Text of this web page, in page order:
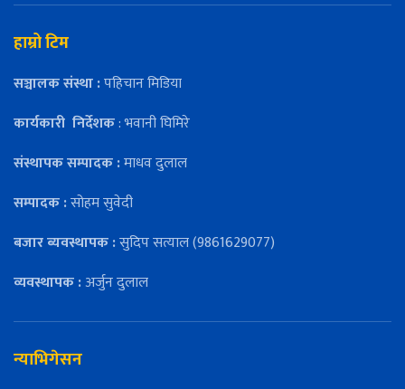
हाम्रो टिम
सञ्चालक संस्था :पहिचान मिडिया
कार्यकारी निर्देशक: भवानी घिमिरे
संस्थापक सम्पादक :माधव दुलाल
सम्पादक :सोहम सुवेदी
बजार ब्यवस्थापक :सुदिप सत्याल (9861629077)
व्यवस्थापक :अर्जुन दुलाल
न्याभिगेसन